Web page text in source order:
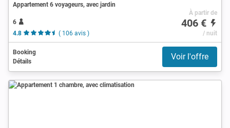
Appartement 6 voyageurs, avec jardin
6
4.8
( 106 avis )
À partir de
406 €
/ nuit
Booking
Détails
Voir l'offre